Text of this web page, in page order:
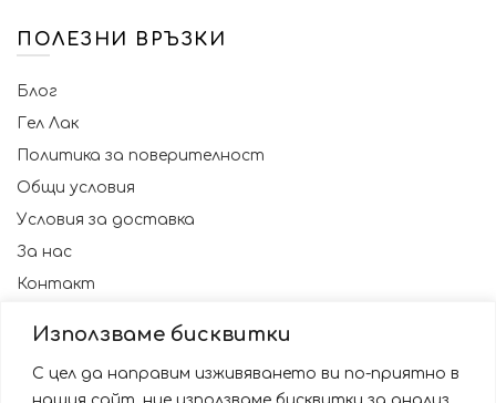
Използваме бисквитки
С цел да направим изживяването ви по-приятно в
нашия сайт, ние използваме бисквитки за анализ
ПОЛЕЗНИ ВРЪЗКИ
Блог
Гел Лак
Политика за поверителност
Общи условия
Условия за доставка
За нас
Контакт